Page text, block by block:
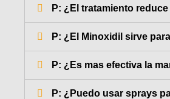
P: ¿El tratamiento
P: ¿El Minoxidil sirve
P: ¿Es mas efectiva la
P: ¿Puedo usar sprays